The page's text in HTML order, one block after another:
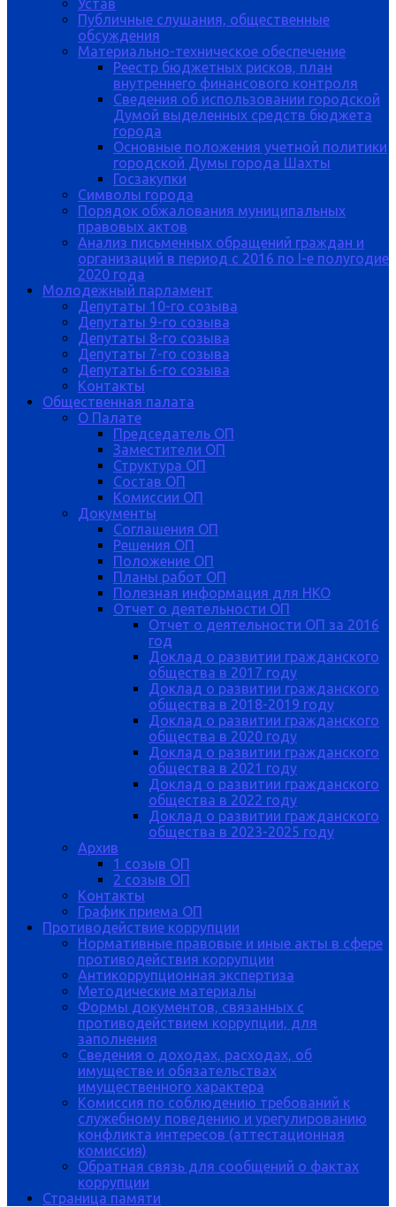
Устав
Публичные слушания, общественные
обсуждения
Материально-техническое обеспечение
Реестр бюджетных рисков, план
внутреннего финансового контроля
Сведения об использовании городской
Думой выделенных средств бюджета
города
Основные положения учетной политики
городской Думы города Шахты
Госзакупки
Символы города
Порядок обжалования муниципальных
правовых актов
Анализ письменных обращений граждан и
организаций в период с 2016 по I-е полугодие
2020 года
Молодежный парламент
Депутаты 10-го созыва
Депутаты 9-го созыва
Депутаты 8-го созыва
Депутаты 7-го созыва
Депутаты 6-го созыва
Контакты
Общественная палата
О Палате
Председатель ОП
Заместители ОП
Структура ОП
Состав ОП
Комиссии ОП
Документы
Соглашения ОП
Решения ОП
Положение ОП
Планы работ ОП
Полезная информация для НКО
Отчет о деятельности ОП
Отчет о деятельности ОП за 2016
год
Доклад о развитии гражданского
общества в 2017 году
Доклад о развитии гражданского
общества в 2018-2019 году
Доклад о развитии гражданского
общества в 2020 году
Доклад о развитии гражданского
общества в 2021 году
Доклад о развитии гражданского
общества в 2022 году
Доклад о развитии гражданского
общества в 2023-2025 году
Архив
1 созыв ОП
2 созыв ОП
Контакты
График приема ОП
Противодействие коррупции
Нормативные правовые и иные акты в сфере
противодействия коррупции
Антикоррупционная экспертиза
Методические материалы
Формы документов, связанных с
противодействием коррупции, для
заполнения
Сведения о доходах, расходах, об
имуществе и обязательствах
имущественного характера
Комиссия по соблюдению требований к
служебному поведению и урегулированию
конфликта интересов (аттестационная
комиссия)
Обратная связь для сообщений о фактах
коррупции
Страница памяти